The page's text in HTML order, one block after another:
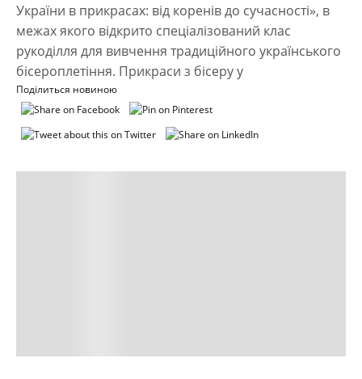
України в прикрасах: від коренів до сучасності», в
межах якого відкрито спеціалізований клас
рукоділля для вивчення традиційного українського
бісероплетіння. Прикраси з бісеру у
Поділиться новиною